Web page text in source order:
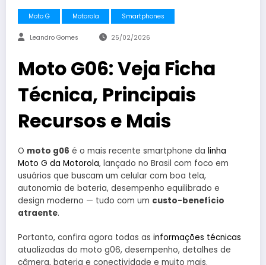
Moto G Motorola Smartphones
Leandro Gomes 25/02/2026
Moto G06: Veja Ficha
Técnica, Principais
Recursos e Mais
O moto g06 é o mais recente smartphone da linha
Moto G da Motorola, lançado no Brasil com foco em
usuários que buscam um celular com boa tela,
autonomia de bateria, desempenho equilibrado e
design moderno — tudo com um custo-benefício
atraente.
Portanto, confira agora todas as informações técnicas
atualizadas do moto g06, desempenho, detalhes de
câmera, bateria e conectividade e muito mais.